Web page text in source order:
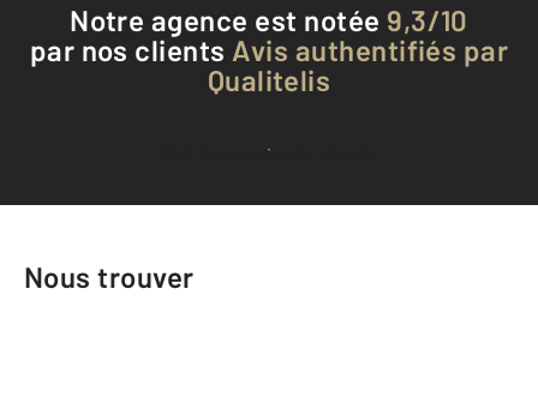
Notre agence est notée 9,3/10
par nos clients Avis authentifiés par
Qualitelis
Voir tous les avis clients
Nous trouver